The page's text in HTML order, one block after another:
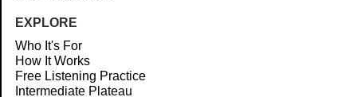
EXPLORE
Who It's For
How It Works
Free Listening Practice
Intermediate Plateau